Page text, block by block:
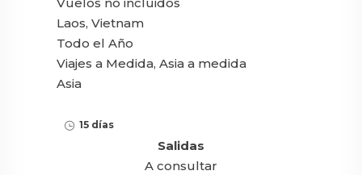
Vuelos no incluidos
Laos, Vietnam
Todo el Año
Viajes a Medida, Asia a medida
Asia
15 días
Salidas
A consultar